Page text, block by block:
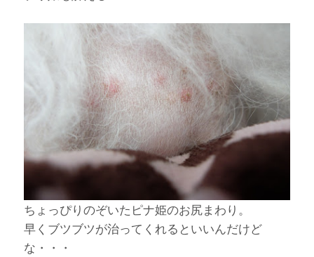
ちょっぴりのぞいたピナ姫のお尻まわり。
早くブツブツが治ってくれるといいんだけど
な・・・